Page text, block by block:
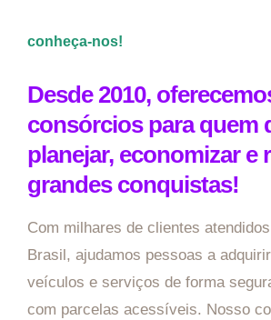
conheça-nos!
Desde 2010,
consórcios para quem
planejar, economizar e
grandes conquistas!
Com milhares de clientes
Brasil, ajudamos pessoas a
veículos e serviços de forma
com parcelas acessíveis. Nosso